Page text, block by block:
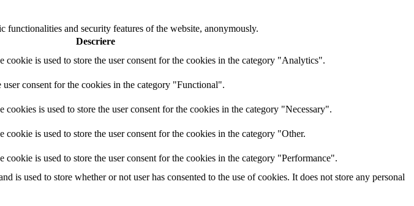
functionalities and security features of the website, anonymously.
Descriere
is used to store the user consent for the cookies in the category "Analytics".
consent for the cookies in the category "Functional".
is used to store the user consent for the cookies in the category "Necessary".
is used to store the user consent for the cookies in the category "Other.
is used to store the user consent for the cookies in the category "Performance".
is used to store whether or not user has consented to the use of cookies. It does not store any personal